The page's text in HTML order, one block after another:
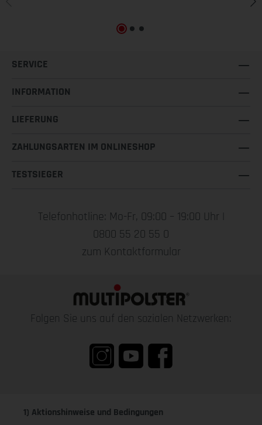
SERVICE
INFORMATION
LIEFERUNG
ZAHLUNGSARTEN IM ONLINESHOP
TESTSIEGER
Telefonhotline: Mo-Fr, 09:00 – 19:00 Uhr |
0800 55 20 55 0
zum Kontaktformular
Folgen Sie uns auf den sozialen Netzwerken:
1) Aktionshinweise und Bedingungen